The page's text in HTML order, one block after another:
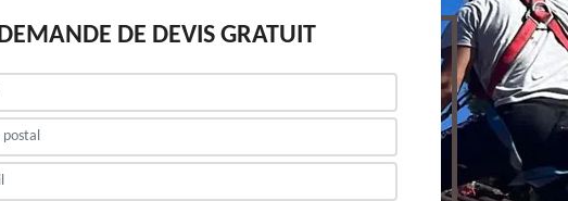
DEMANDE DE DEVIS GRATUIT